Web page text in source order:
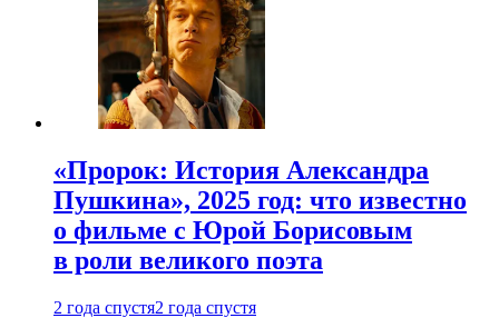
«Пророк: История Александра
Пушкина», 2025 год: что известно
о фильме с Юрой Борисовым
в роли великого поэта
2 года спустя2 года спустя